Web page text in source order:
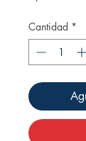
Cantidad *